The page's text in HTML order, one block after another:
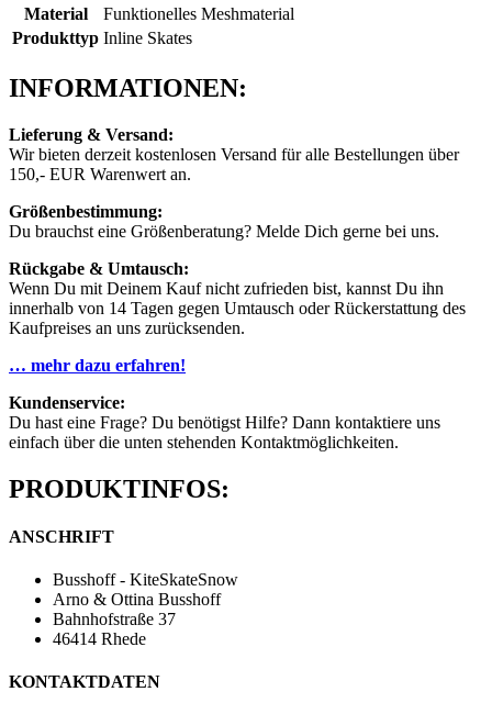
Material
Funktionelles Meshmaterial
Produkttyp Inline Skates
INFORMATIONEN:
Lieferung & Versand:
Wir bieten derzeit kostenlosen Versand für alle Bestellungen über
150,- EUR Warenwert an.
Größenbestimmung:
Du brauchst eine Größenberatung? Melde Dich gerne bei uns.
Rückgabe & Umtausch:
Wenn Du mit Deinem Kauf nicht zufrieden bist, kannst Du ihn
innerhalb von 14 Tagen gegen Umtausch oder Rückerstattung des
Kaufpreises an uns zurücksenden.
… mehr dazu erfahren!
Kundenservice:
Du hast eine Frage? Du benötigst Hilfe? Dann kontaktiere uns
einfach über die unten stehenden Kontaktmöglichkeiten.
PRODUKTINFOS:
ANSCHRIFT
Busshoff - KiteSkateSnow
Arno & Ottina Busshoff
Bahnhofstraße 37
46414 Rhede
KONTAKTDATEN